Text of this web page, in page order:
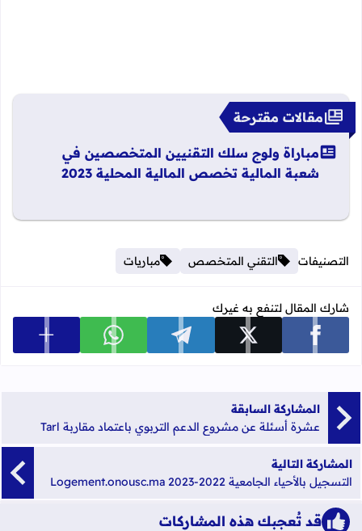
مقالات مقترحة
مباراة ولوج سلك التقنيين المتخصصين في
شعبة المالية تخصص المالية المحلية 2023
التصنيفات التقني المتخصص مباريات
شارك المقال لتنفع به غيرك
شارك على facebook شارك على x شارك على telegram شارك على whatsapp عرض
المشاركة السابقة
عشرة أسئلة عن مشروع الدعم التربوي باعتماد مقاربة Tarl
المشاركة التالية
التسجيل بالأحياء الجامعية 2022-2023 Logement.onousc.ma
قد تُعجبك هذه المشاركات